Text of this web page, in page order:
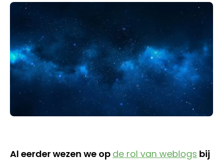
Al eerder wezen we op de rol van weblogs bij